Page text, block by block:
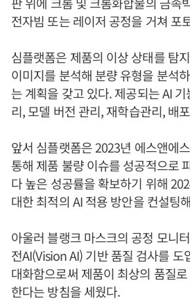
전자빔 또는 레이저 공정을 거쳐 포
심플랫폼은 제품의 이상 상태를 탐
이미지를 분석해 분량 유형을 분석
는 계획을 갖고 있다. 제공되는 AI
리, 모델 버전 관리, 재학습관리, 배
앞서 심플랫폼은 2023년 에스앤에
통해 제품 불량 이슈를 성공적으로
다 높은 성공률을 확보하기 위해
대한 최적의 AI 적용 방안을 컨설팅
아울러 블랭크 마스크의 공정 모니
전AI(Vision AI) 기반 품질 검사를 도
대화함으로써 제품이 최상의 품질
한다는 방침을 세웠다.